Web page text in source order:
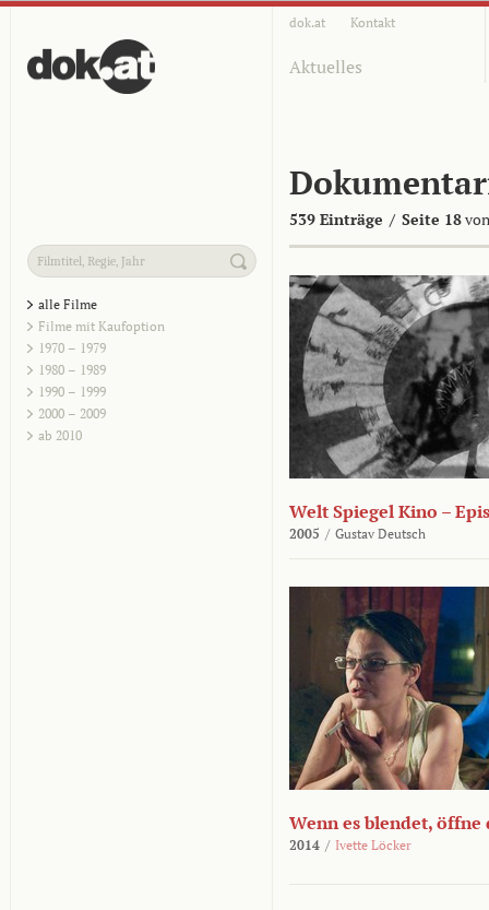
dok.at Kontakt
Aktuelles
539 Einträge / Seite 18
alle Filme
Filme mit Kaufoption
1970 – 1979
1980 – 1989
1990 – 1999
2000 – 2009
ab 2010
Welt Spiegel Kino –
2005 / Gustav Deutsch
Wenn es blendet, öffne
2014 / Ivette Löcker